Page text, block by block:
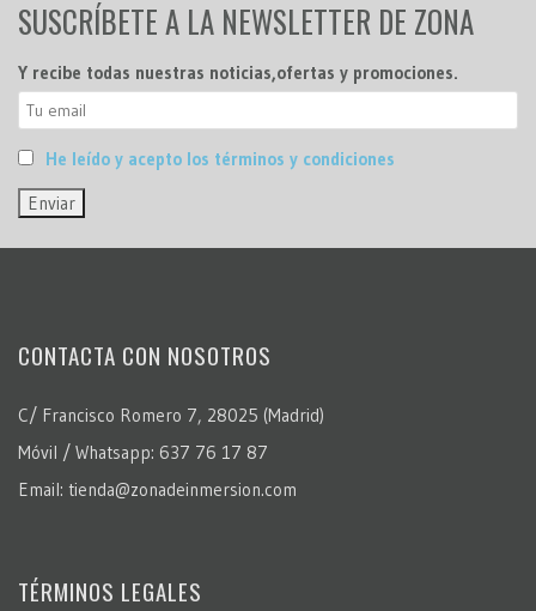
SUSCRÍBETE A LA NEWSLETTER DE ZONA
Y recibe todas nuestras noticias,ofertas y promociones.
He leído y acepto los términos y condiciones
CONTACTA CON NOSOTROS
C/ Francisco Romero 7, 28025 (Madrid)
Móvil / Whatsapp: 637 76 17 87
Email: tienda@zonadeinmersion.com
TÉRMINOS LEGALES